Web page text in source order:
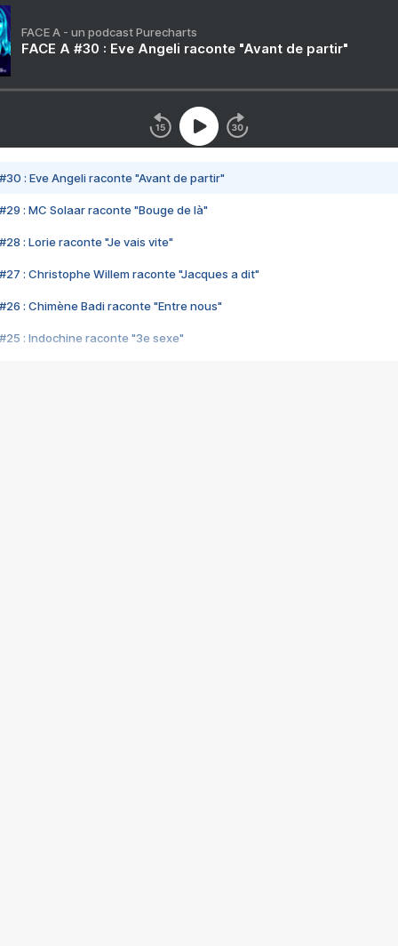
FACE A - un podcast Purecharts
FACE A #30 : Eve Angeli raconte "Avant de partir"
#30 : Eve Angeli raconte "Avant de partir"
#29 : MC Solaar raconte "Bouge de là"
#28 : Lorie raconte "Je vais vite"
#27 : Christophe Willem raconte "Jacques a dit"
#26 : Chimène Badi raconte "Entre nous"
#25 : Indochine raconte "3e sexe"